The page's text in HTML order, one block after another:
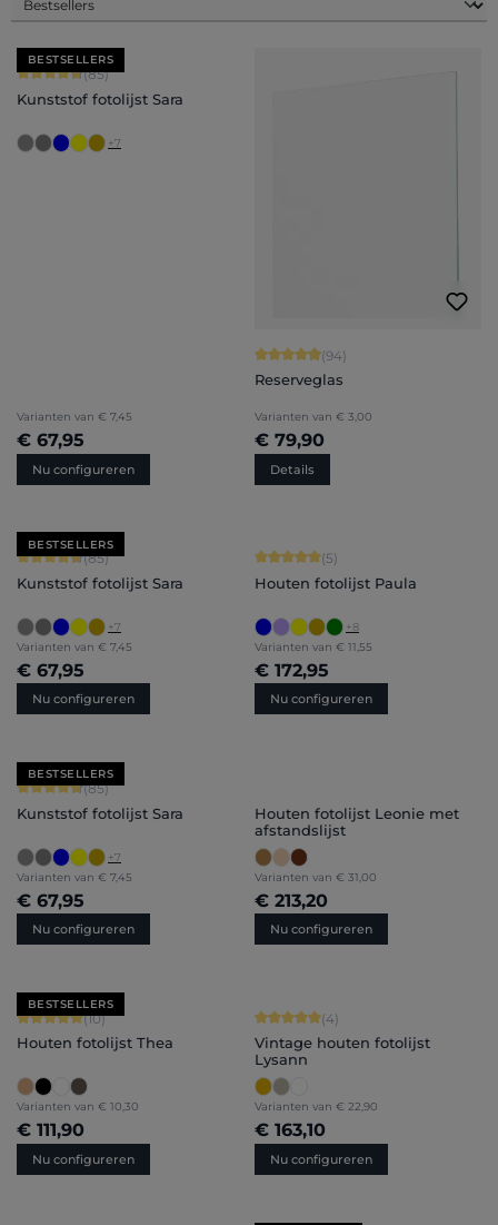
BESTSELLERS
Gemiddelde waardering van 4.71 van 5 sterren
(85)
Kunststof fotolijst Sara
+7
Varianten van € 7,45
€ 67,95
Nu configureren
Gemiddelde waardering van 4.94
(94)
Reserveglas
Varianten van € 3,00
€ 79,90
Details
BESTSELLERS
Gemiddelde waardering van 4.71 van 5 sterren
(85)
Kunststof fotolijst Sara
+7
Varianten van € 7,45
€ 67,95
Nu configureren
Gemiddelde waardering van 5 van 5
(5)
Houten fotolijst Paula
+8
Varianten van € 11,55
€ 172,95
Nu configureren
BESTSELLERS
Gemiddelde waardering van 4.71 van 5 sterren
(85)
Kunststof fotolijst Sara
+7
Varianten van € 7,45
€ 67,95
Nu configureren
Houten fotolijst Leonie met
afstandslijst
Varianten van € 31,00
€ 213,20
Nu configureren
BESTSELLERS
Gemiddelde waardering van 5 van 5 sterren
(10)
Houten fotolijst Thea
Varianten van € 10,30
€ 111,90
Nu configureren
Gemiddelde waardering van 5 van 5
(4)
Vintage houten fotolijst
Lysann
Varianten van € 22,90
€ 163,10
Nu configureren